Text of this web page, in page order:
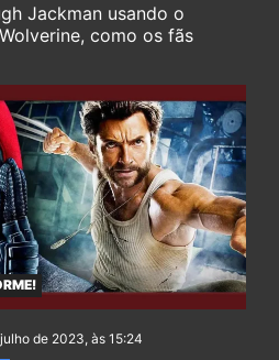
Jackman usando o
como os fãs
de 2023, às 15:24